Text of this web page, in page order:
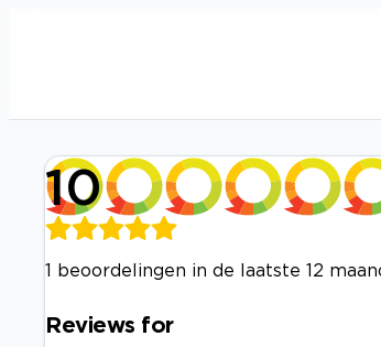
10
1 beoordelingen in de laatste 12
Reviews for